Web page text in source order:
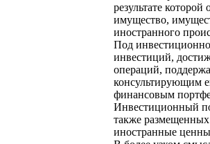
результате
имущество,
иностранного
Под
инвестиций,
операций,
консультирующим
финансовым
Инвестиционный
также
иностранные